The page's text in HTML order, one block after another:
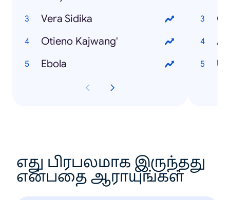
Vera Sidika
Otieno Kajwang'
Ebola
எது பிரபலமாக இருந்தது
என்பதை ஆராயுங்கள்